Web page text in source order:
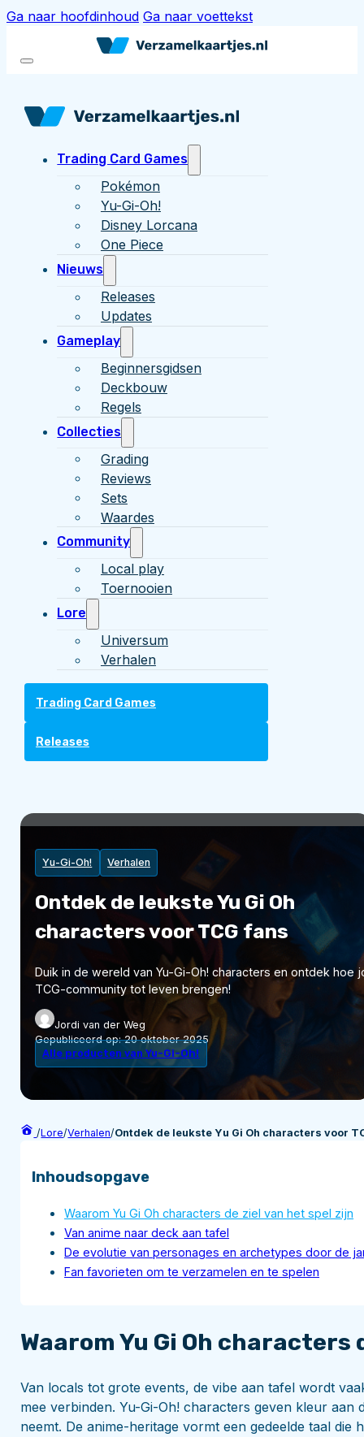
Ga naar hoofdinhoud Ga naar voettekst
Trading Card Games
Pokémon
Yu-Gi-Oh!
Disney Lorcana
One Piece
Nieuws
Releases
Updates
Gameplay
Beginnersgidsen
Deckbouw
Regels
Collecties
Grading
Reviews
Sets
Waardes
Community
Local play
Toernooien
Lore
Universum
Verhalen
Trading Card Games
Releases
Yu-Gi-Oh! Verhalen
Ontdek de leukste Yu Gi Oh
characters voor TCG fans
Duik in de wereld van Yu-Gi-Oh! characters en ontdek
TCG-community tot leven brengen!
Jordi van der Weg
Gepubliceerd op:20 oktober 2025
Alle producten van Yu-Gi-Oh!
/Lore/Verhalen/Ontdek de leukste Yu Gi Oh characters voor
Inhoudsopgave
Waarom Yu Gi Oh characters de ziel van het spel zijn
Van anime naar deck aan tafel
De evolutie van personages en archetypes door de
Fan favorieten om te verzamelen en te spelen
Waarom Yu Gi Oh
Van locals tot grote events, de vibe aan tafel wordt
mee verbinden. Yu-Gi-Oh! characters geven kleur
neemt. De anime-heritage vormt een gedeelde taal die